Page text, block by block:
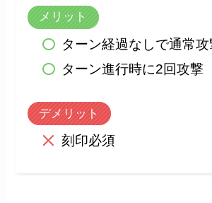
メリット
ターン経過なしで通常
ターン進行時に2回攻撃
デメリット
刻印必須